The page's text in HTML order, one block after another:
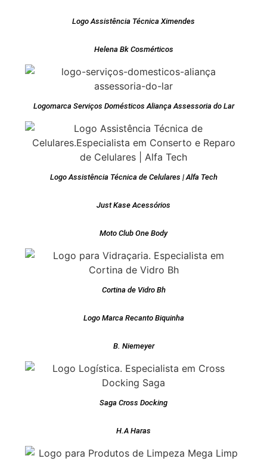
Logo Assistência Técnica Ximendes
Helena Bk Cosmérticos
Logomarca Serviços Domésticos Aliança Assessoria do Lar
Logo Assistência Técnica de Celulares | Alfa Tech
Just Kase Acessórios
Moto Club One Body
Cortina de Vidro Bh
Logo Marca Recanto Biquinha
B. Niemeyer
Saga Cross Docking
H.A Haras